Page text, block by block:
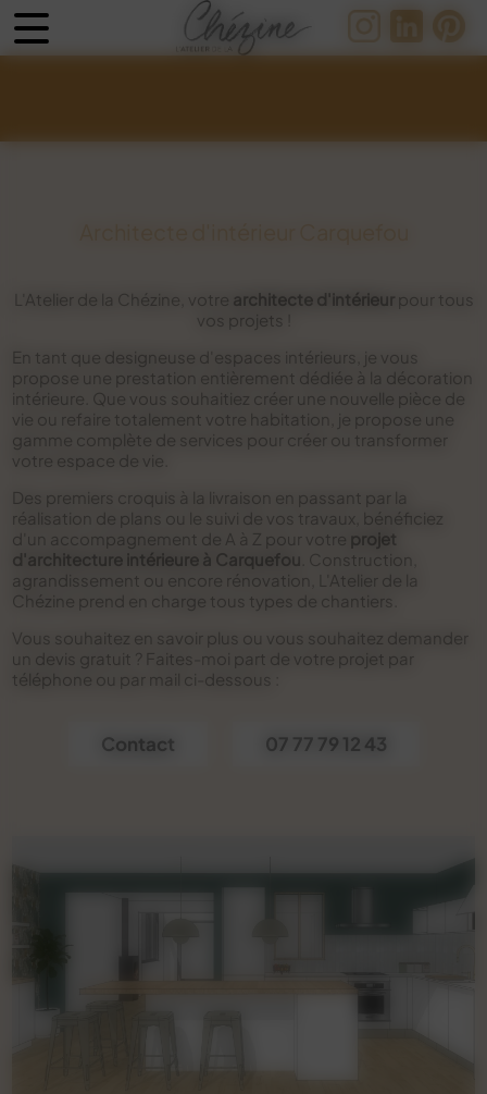
Panneau de gestion des cookies
L'Atelier de la Chézine, votre architecte d'intérieurpour tous
vos projets !
En tant que designeuse d'espaces intérieurs, je vous
propose une prestation entièrement dédiée à la décoration
intérieure. Que vous souhaitiez créer une nouvelle pièce de
vie ou refaire totalement votre habitation, je propose une
gamme complète de services pour créer ou transformer
votre espace de vie.
Des premiers croquis à la livraison en passant par la
réalisation de plans ou le suivi de vos travaux, bénéficiez
d'un accompagnement de A à Z pour votre projet
d'architecture intérieure à Carquefou . Construction,
agrandissement ou encore rénovation, L'Atelier de la
Chézine prend en charge tous types de chantiers.
Vous souhaitez en savoir plus ou vous souhaitez demander
un devis gratuit ? Faites-moi part de votre projet par
téléphone ou par mail ci-dessous :
Contact 07 77 79 12 43